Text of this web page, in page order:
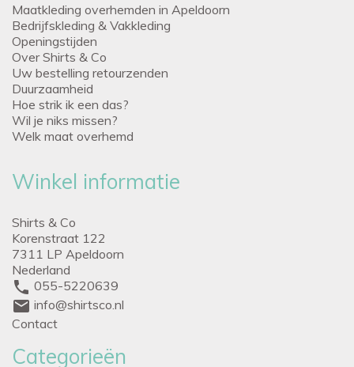
Maatkleding overhemden in Apeldoorn
Bedrijfskleding & Vakkleding
Openingstijden
Over Shirts & Co
Uw bestelling retourzenden
Duurzaamheid
Hoe strik ik een das?
Wil je niks missen?
Welk maat overhemd
Winkel informatie
Shirts & Co
Korenstraat 122
7311 LP Apeldoorn
Nederland
phone 055-5220639
mail info@shirtsco.nl
Contact
Categorieën